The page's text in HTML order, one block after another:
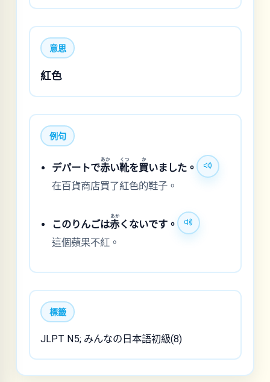
意思
紅色
例句
デパートで赤
あか
い靴
くつ
を買
か
いました。
在百貨商店買了紅色的鞋子。
このりんごは赤
あか
くないです。
這個蘋果不紅。
標籤
JLPT N5; みんなの日本語初級(8)